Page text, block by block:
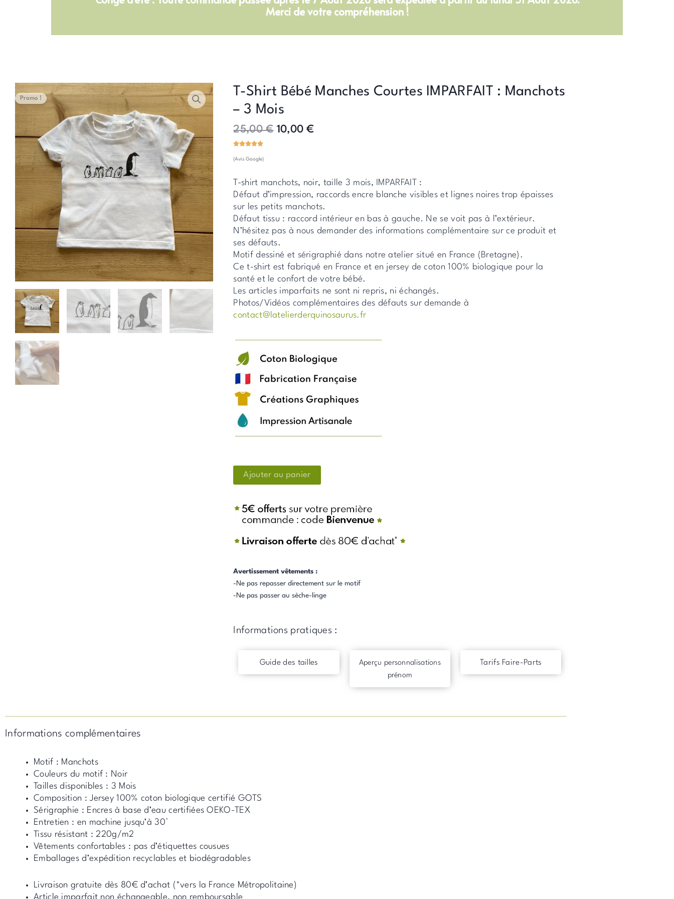
Merci de votre compréhension !
Promo !
T-Shirt Bébé Manches Courtes IMPARFAIT : Manchots
– 3 Mois
25,00€
était :
25,00 €.
10,00€
est :
10,00 €.
(Avis Google)
T-shirt manchots, noir, taille 3 mois, IMPARFAIT :
Défaut d’impression, raccords encre blanche visibles et lignes noires trop épaisses
sur les petits manchots.
Défaut tissu : raccord intérieur en bas à gauche. Ne se voit pas à l’extérieur.
N’hésitez pas à nous demander des informations complémentaire sur ce produit et
ses défauts.
Motif dessiné et sérigraphié dans notre atelier situé en France (Bretagne).
Ce t-shirt est fabriqué en France et en jersey de coton 100% biologique pour la
santé et le confort de votre bébé.
Les articles imparfaits ne sont ni repris, ni échangés.
Photos/Vidéos complémentaires des défauts sur demande à
contact@latelierderquinosaurus.fr
quantité
de
Shirt
Bébé
Courtes
:
Manchots
Ajouter au panier
Avertissement vêtements :
-Ne pas repasser directement sur le motif
-Ne pas passer au sèche-linge
Informations pratiques :
Guide des tailles
Aperçu personnalisations
prénom
Tarifs Faire-Parts
Informations complémentaires
Motif : Manchots
Couleurs du motif : Noir
Tailles disponibles : 3 Mois
Composition : Jersey 100% coton biologique certifié GOTS
Sérigraphie : Encres à base d’eau certifiées OEKO-TEX
Entretien : en machine jusqu’à 30°
Tissu résistant : 220g/m2
Vêtements confortables : pas d’étiquettes cousues
Emballages d’expédition recyclables et biodégradables
Livraison gratuite dès 80€ d’achat (*vers la France Métropolitaine)
Article imparfait non échangeable, non remboursable